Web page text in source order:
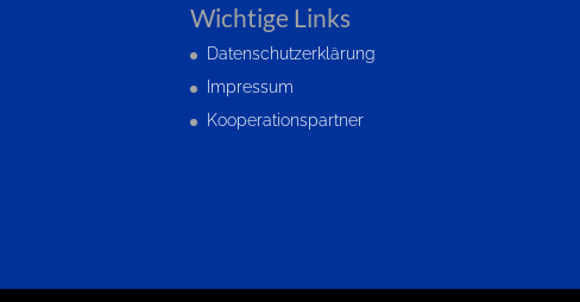
Wichtige Links
Datenschutzerklärung
Impressum
Kooperationspartner